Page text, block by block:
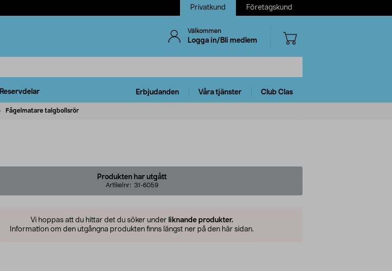
Privatkund Företagskund
Välkommen
Logga in/Bli medlem
Reservdelar Erbjudanden Våra tjänster Club Clas
Fågelmatare talgbollsrör
Produkten har utgått
Artikelnr: 31-6059
Vi hoppas att du hittar det du söker under liknande produkter.
Information om den utgångna produkten finns längst ner på den här sidan.